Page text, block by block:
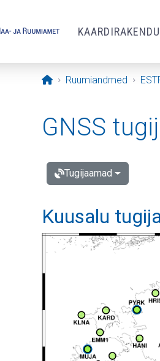
Avaleht
Ruumiandmed
GNSS
Tugijaamad
Kuusalu